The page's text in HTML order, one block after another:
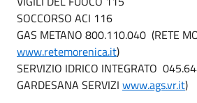
SOCCORSO ACI 116
GAS METANO 800.110.040 (RETE
www.retemorenica.it)
SERVIZIO IDRICO INTEGRATO
GARDESANA SERVIZI www.ags.vr.it)